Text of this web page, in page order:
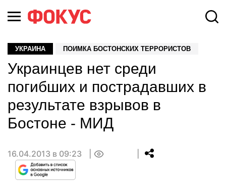
УКРАИНА ПОИМКА БОСТОНСКИХ ТЕРРОРИСТОВ
Украинцев нет среди
погибших и пострадавших в
результате взрывов в
Бостоне - МИД
16.04.2013 в 09:23